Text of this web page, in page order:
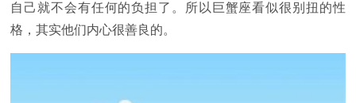
自己就不会有任何的负担了。所以巨蟹座看似很别扭的性
格，其实他们内心很善良的。